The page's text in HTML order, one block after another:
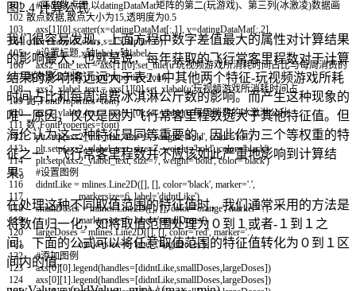
101
102
103
104
105
106
107
108
109
110
111
112
113
114
115
116
117
118
119
120
121
122
123
124
#画出散点图,以datingDataMat矩阵的第二(玩游戏)、第三列(冰激凌)数据画
散点数据,散点大小为15,透明度为0.5
axs[1][0].scatter(x=datingDataMat[:,1], y=datingDataMat[:,2],
color=LabelsColors,s=15, alpha=.5)
#设置标题,x轴label,y轴label
axs2_title_text = axs[1][0].set_title(u'玩视频游戏所消耗时间占比与每周消费的
冰激淋公升数',FontProperties=font)
axs2_xlabel_text = axs[1][0].set_xlabel(u'玩视频游戏所消耗时间占
比',FontProperties=font)
axs2_ylabel_text = axs[1][0].set_ylabel(u'每周消费的冰激淋公升
数',FontProperties=font)
plt.setp(axs2_title_text, size=9, weight='bold', color='red')
plt.setp(axs2_xlabel_text, size=7, weight='bold', color='black')
plt.setp(axs2_ylabel_text, size=7, weight='bold', color='black')
#设置图例
didntLike = mlines.Line2D([], [], color='black', marker='.',
markersize=6, label='didntLike')
smallDoses = mlines.Line2D([], [], color='orange', marker='.',
markersize=6, label='smallDoses')
largeDoses = mlines.Line2D([], [], color='red', marker='.',
markersize=6, label='largeDoses')
#添加图例
axs[0][0].legend(handles=[didntLike,smallDoses,largeDoses])
axs[0][1].legend(handles=[didntLike,smallDoses,largeDoses])
图2.4 计算公式
我们很容易发现，上面方程中数字差值最大的属性对计算结果
的影响最大，也就是说，每年获取的飞行常客里程数对于计算
结果的影响将远远大于表2.1中其他两个特征-玩视频游戏所耗
时间占比和每周消费冰淇淋公斤数的影响。而产生这种现象的
唯一原因，仅仅是因为飞行常客里程数远大于其他特征值。但
海伦认为这三种特征是同等重要的，因此作为三个等权重的特
征之一，飞行常客里程数并不应该如此严重地影响到计算结
果。
在处理这种不同取值范围的特征值时，我们通常采用的方法是
将数值归一化，如将取值范围处理为０到１或者-１到１之
间。下面的公式可以将任意取值范围的特征值转化为０到１区
间内的值：